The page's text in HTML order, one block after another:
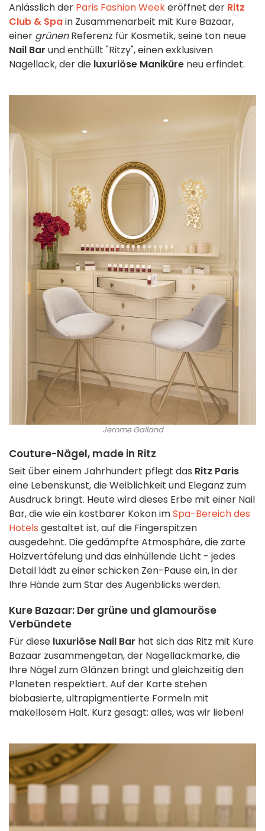
Anlässlich der Paris Fashion Weekeröffnet der Ritz
Club & Spain Zusammenarbeit mit Kure Bazaar,
einer grünenReferenz für Kosmetik, seine ton neue
Nail Bar und enthüllt "Ritzy", einen exklusiven
Nagellack, der die luxuriöse Maniküre neu erfindet.
Jerome Galland
Couture-Nägel, made in Ritz
Seit über einem Jahrhundert pflegt das Ritz Paris
eine Lebenskunst, die Weiblichkeit und Eleganz zum
Ausdruck bringt. Heute wird dieses Erbe mit einer Nail
Bar, die wie ein kostbarer Kokon imSpa-Bereich des
Hotels gestaltet ist, auf die Fingerspitzen
ausgedehnt. Die gedämpfte Atmosphäre, die zarte
Holzvertäfelung und das einhüllende Licht - jedes
Detail lädt zu einer schicken Zen-Pause ein, in der
Ihre Hände zum Star des Augenblicks werden.
Kure Bazaar: Der grüne und glamouröse
Verbündete
Für diese luxuriöse Nail Bar hat sich das Ritz mit Kure
Bazaar zusammengetan, der Nagellackmarke, die
Ihre Nägel zum Glänzen bringt und gleichzeitig den
Planeten respektiert. Auf der Karte stehen
biobasierte, ultrapigmentierte Formeln mit
makellosem Halt. Kurz gesagt: alles, was wir lieben!